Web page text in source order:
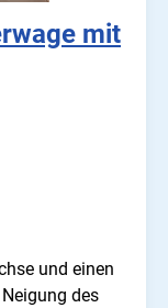
mit
und einen
des